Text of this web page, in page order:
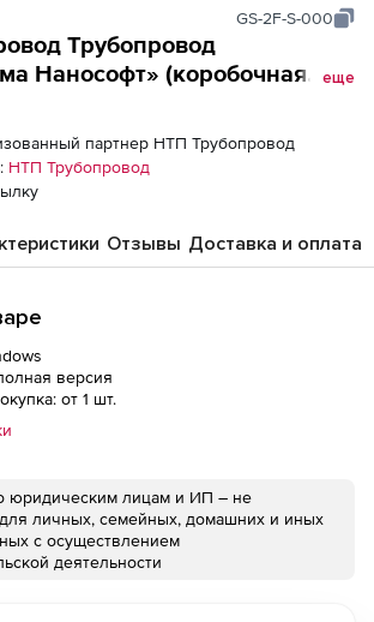
GS-2F-S-000
Трубопровод
Нанософт» (коробочная
еще
партнер НТП Трубопровод
НТП Трубопровод
Отзывы Доставка и оплата
версия
от 1 шт.
юридическим лицам и ИП – не
личных, семейных, домашних и иных
с осуществлением
деятельности